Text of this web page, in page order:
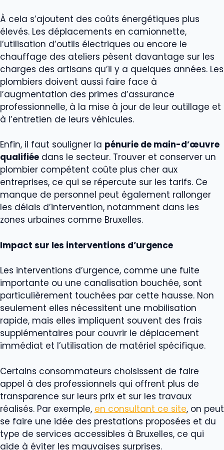
À cela s’ajoutent des coûts énergétiques plus
élevés. Les déplacements en camionnette,
l’utilisation d’outils électriques ou encore le
chauffage des ateliers pèsent davantage sur les
charges des artisans qu’il y a quelques années. Les
plombiers doivent aussi faire face à
l’augmentation des primes d’assurance
professionnelle, à la mise à jour de leur outillage et
à l’entretien de leurs véhicules.
Enfin, il faut souligner la pénurie de main-d’œuvre
qualifiée dans le secteur. Trouver et conserver un
plombier compétent coûte plus cher aux
entreprises, ce qui se répercute sur les tarifs. Ce
manque de personnel peut également rallonger
les délais d’intervention, notamment dans les
zones urbaines comme Bruxelles.
Impact sur les interventions d’urgence
Les interventions d’urgence, comme une fuite
importante ou une canalisation bouchée, sont
particulièrement touchées par cette hausse. Non
seulement elles nécessitent une mobilisation
rapide, mais elles impliquent souvent des frais
supplémentaires pour couvrir le déplacement
immédiat et l’utilisation de matériel spécifique.
Certains consommateurs choisissent de faire
appel à des professionnels qui offrent plus de
transparence sur leurs prix et sur les travaux
réalisés. Par exemple, en consultant ce site, on peut
se faire une idée des prestations proposées et du
type de services accessibles à Bruxelles, ce qui
aide à éviter les mauvaises surprises.